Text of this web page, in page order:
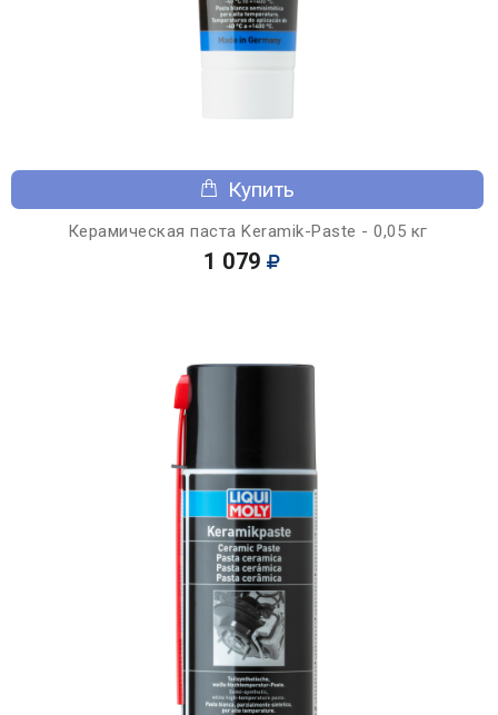
Купить
Керамическая паста Keramik-Paste - 0,05 кг
1 079